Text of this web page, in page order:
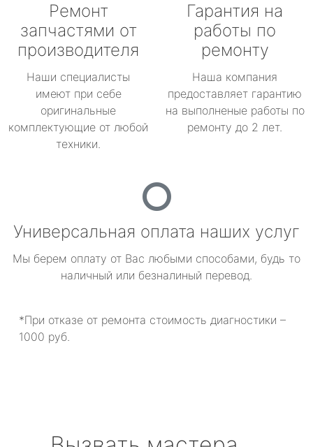
Ремонт
запчастями от
производителя
Наши специалисты
имеют при себе
оригинальные
комплектующие от любой
техники.
Гарантия на
работы по
ремонту
Наша компания
предоставляет гарантию
на выполненые работы по
ремонту до 2 лет.
Универсальная оплата наших услуг
Мы берем оплату от Вас любыми способами, будь то
наличный или безналиный перевод.
*При отказе от ремонта стоимость диагностики –
1000 руб.